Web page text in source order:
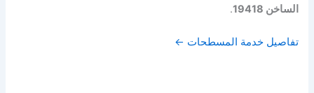
الساخن 19418 .
تفاصيل خدمة المسطحات ←